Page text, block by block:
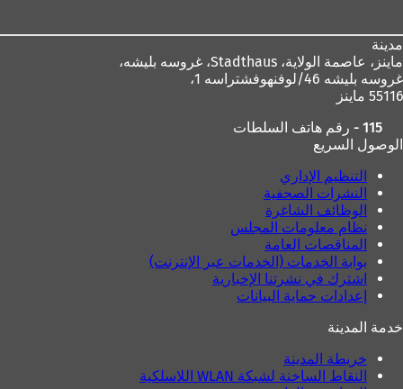
مدينة
ماينز، عاصمة الولاية،
غروسه بليشه 46/لوفنهوفشتراسه 1،
55116 ماينز
115 - رقم هاتف السلطات
الوصول السريع
التنظيم الإداري
النشرات الصحفية
الوظائف الشاغرة
نظام معلومات المجلس
المناقصات العامة
بوابة الخدمات (الخدمات عبر الإنترنت)
اشترك في نشرتنا الإخبارية
إعدادات حماية البيانات
خدمة المدينة
خريطة المدينة
النقاط الساخنة لشبكة WLAN اللاسلكية